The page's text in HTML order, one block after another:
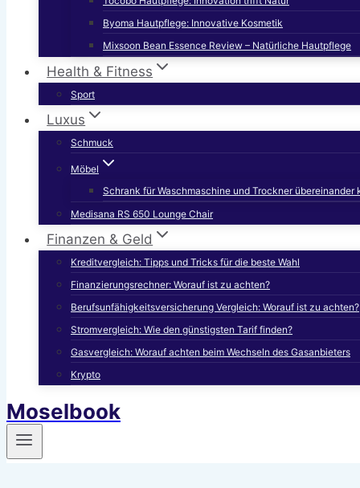
Byoma Hautpflege: Innovative Kosmetik
Mixsoon Bean Essence Review – Natürliche Hautpflege
Health & Fitness
Sport
Luxus
Schmuck
Möbel
Schrank für Waschmaschine und Trockner übereinander
Medisana RS 650 Lounge Chair
Finanzen & Geld
Kreditvergleich: Tipps und Tricks für die beste Wahl
Finanzierungsrechner: Worauf ist zu achten?
Berufsunfähigkeitsversicherung Vergleich: Worauf ist zu achten?
Stromvergleich: Wie den günstigsten Tarif finden?
Gasvergleich: Worauf achten beim Wechseln des Gasanbieters
Krypto
Moselbook